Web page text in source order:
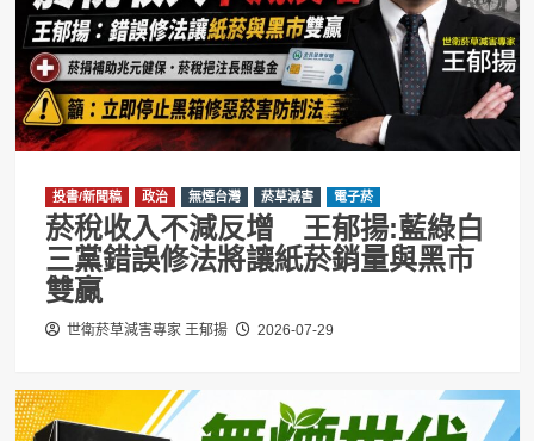
投書/新聞稿 政治 無煙台灣 菸草減害 電子菸
菸稅收入不減反增 王郁揚:藍綠白
三黨錯誤修法將讓紙菸銷量與黑市
雙贏
世衛菸草減害專家 王郁揚 2026-07-29